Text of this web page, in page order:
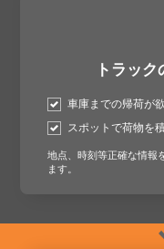
トラッ
車庫までの帰荷が
スポットで荷物を
地点、時刻等正確な情報
ます。